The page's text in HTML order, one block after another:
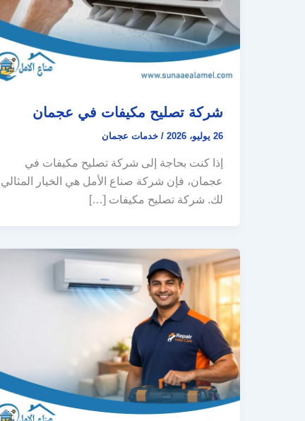
شركة تصليح مكيفات في عجمان
26 يوليو، 2026 / خدمات عجمان
إذا كنت بحاجة إلى شركة تصليح مكيفات في
عجمان، فإن شركة صناع الأمل هي الخيار المثالي
لك. شركة تصليح مكيفات […]